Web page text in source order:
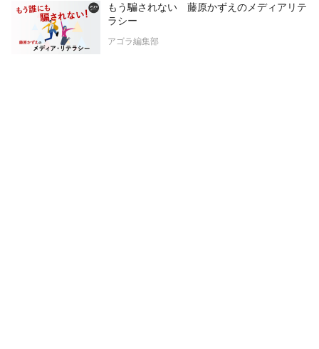
もう騙されない 藤原かずえのメディアリテ
ラシー
アゴラ編集部